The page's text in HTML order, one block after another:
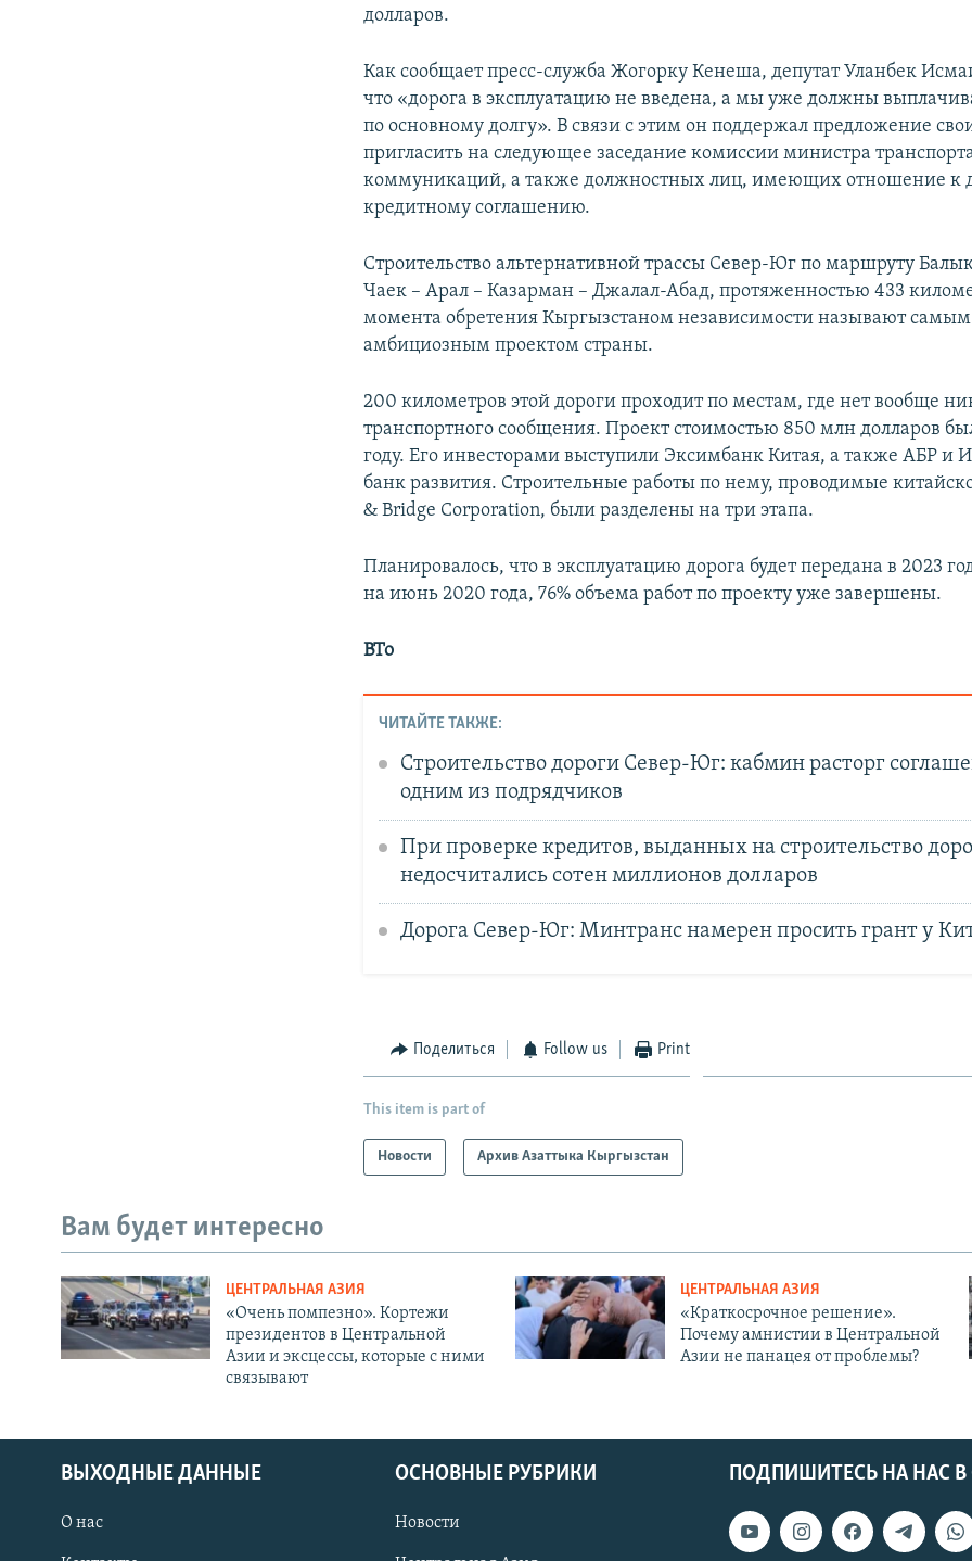
долларов.
Как сообщает пресс-служба Жогорку Кенеша, депутат Уланбек
что «дорога в эксплуатацию не введена, а мы уже должны
по основному долгу». В связи с этим он поддержал предложение
пригласить на следующее заседание комиссии министра
коммуникаций, а также должностных лиц, имеющих отношение к
кредитному соглашению.
Строительство альтернативной трассы Север-Юг по маршруту
Чаек – Арал – Казарман – Джалал-Абад, протяженностью 433
момента обретения Кыргызстаном независимости называют самым
амбициозным проектом страны.
200 километров этой дороги проходит по местам, где нет вообще
транспортного сообщения. Проект стоимостью 850 млн долларов
году. Его инвесторами выступили Эксимбанк Китая, а также АБР и
банк развития. Строительные работы по нему, проводимые
& Bridge Corporation, были разделены на три этапа.
Планировалось, что в эксплуатацию дорога будет передана в 2023
на июнь 2020 года, 76% объема работ по проекту уже завершены.
BTo
ЧИТАЙТЕ ТАКЖЕ:
Строительство дороги Север-Юг: кабмин расторг
одним из подрядчиков
При проверке кредитов, выданных на строительство
недосчитались сотен миллионов долларов
Дорога Север-Юг: Минтранс намерен просить грант у
Поделиться Follow us Print
This item is part of
Новости Архив Азаттыка Кыргызстан
Вам будет интересно
ЦЕНТРАЛЬНАЯ АЗИЯ
«Очень помпезно». Кортежи
президентов в Центральной
Азии и эксцессы, которые с ними
связывают
ЦЕНТРАЛЬНАЯ АЗИЯ
«Краткосрочное решение».
Почему амнистии в Центральной
Азии не панацея от проблемы?
ПОДПИШИТЕСЬ НА НАС В
ВЫХОДНЫЕ ДАННЫЕ
О нас
ОСНОВНЫЕ РУБРИКИ
Новости